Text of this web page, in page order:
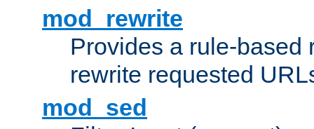
mod_rewrite
Provides a rule-based
rewrite requested
mod_sed